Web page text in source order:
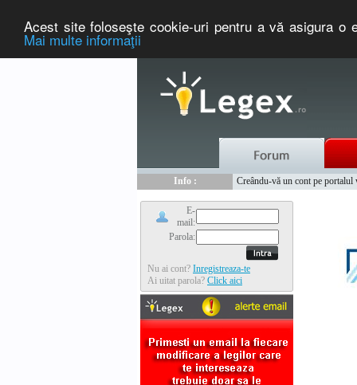
Acest site foloseşte cookie-uri pentru a vă asigura o
Mai multe informaţii
Info :
Creându-vă un cont pe
E-
mail:
Parola:
Nu ai cont? Inregistreaza-te
Ai uitat parola? Click aici